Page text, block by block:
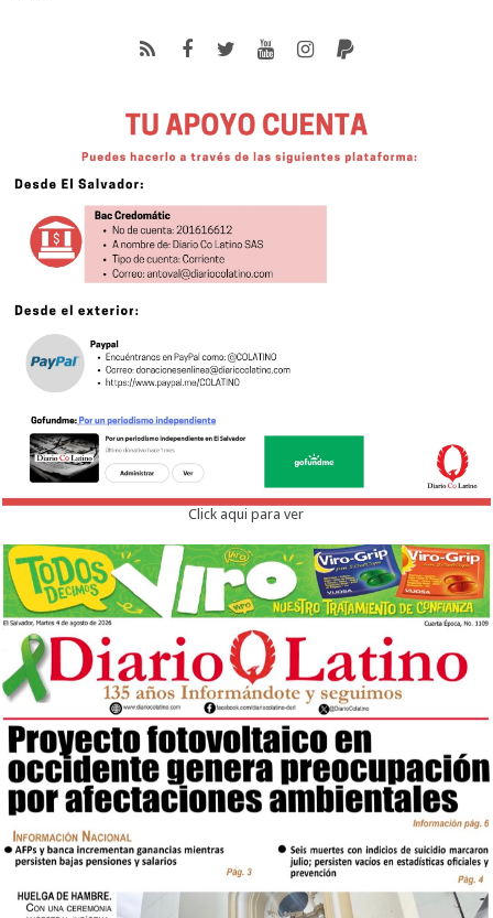
Click aqui para ver